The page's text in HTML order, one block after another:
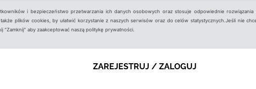
i bezpieczeństwo przetwarzania ich danych osobowych oraz stosuje odpowiednie
plików cookies, by ułatwić korzystanie z naszych serwisów oraz do celów statystycznych.Jeśli nie
aby zaakceptować naszą politykę prywatności.
ZAREJESTRUJ / ZALOGUJ